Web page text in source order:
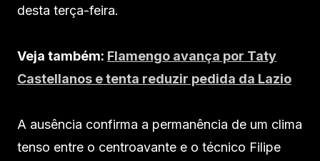
desta terça-feira.
Veja também: Flamengo avança por Taty
Castellanos e tenta reduzir pedida da Lazio
A ausência confirma a permanência de um clima
tenso entre o centroavante e o técnico Filipe